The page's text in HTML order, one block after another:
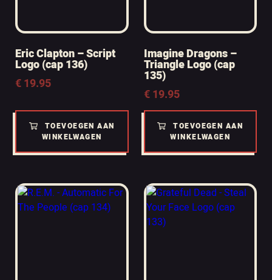
Eric Clapton – Script
Logo (cap 136)
€19.95
TOEVOEGEN AAN
WINKELWAGEN
Imagine Dragons –
Triangle Logo (cap
135)
€19.95
TOEVOEGEN AAN
WINKELWAGEN